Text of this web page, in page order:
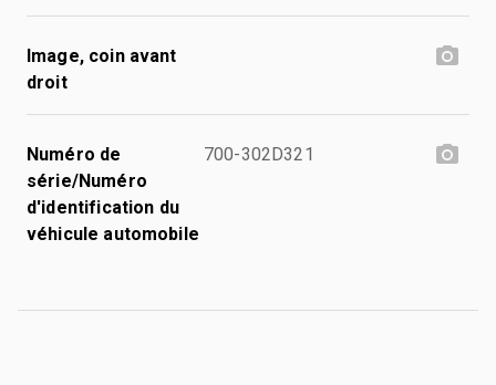
Image, coin avant
droit
Numéro de
série/Numéro
d'identification du
véhicule automobile
700-302D321